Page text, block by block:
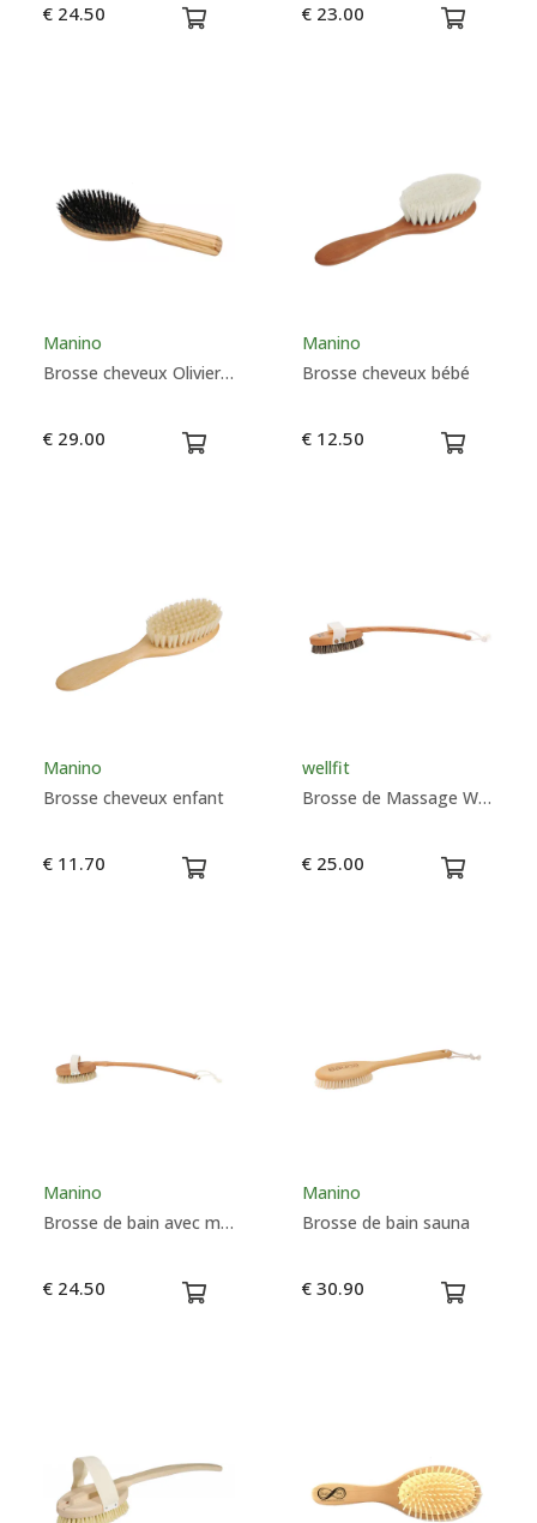
€ 24.50 € 23.00
Manino
Brosse cheveux Olivier soie de sanglier grande
€ 29.00
Manino
Brosse cheveux bébé
€ 12.50
Manino
Brosse cheveux enfant
€ 11.70
wellfit
Brosse de Massage Wellfit Dure Hêtre Avec Manche
€ 25.00
Manino
Brosse de bain avec manche luxe
€ 24.50
Manino
Brosse de bain sauna
€ 30.90